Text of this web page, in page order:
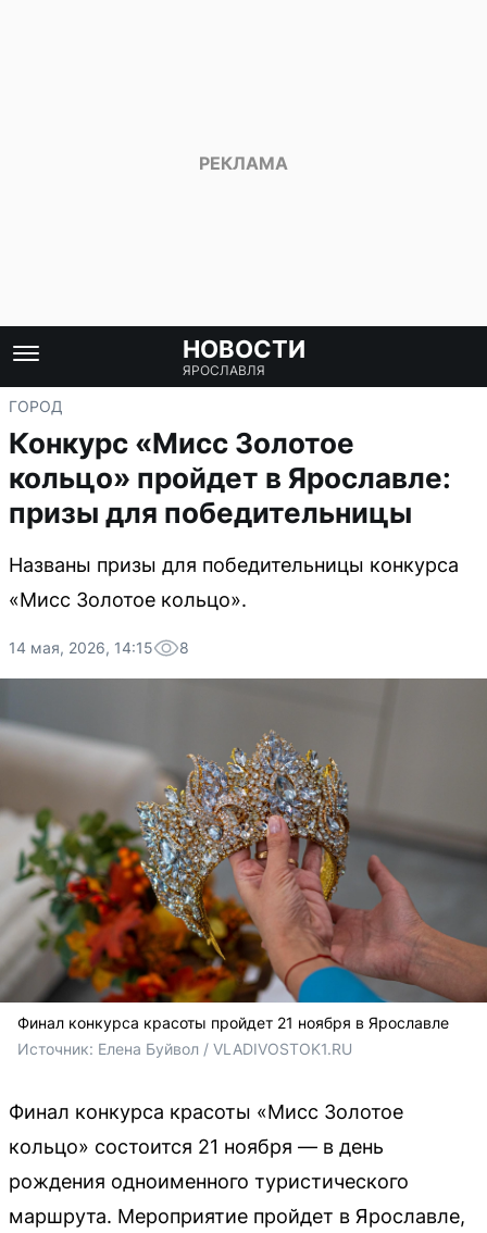
НОВОСТИ
ЯРОСЛАВЛЯ
ГОРОД
Конкурс «Мисс Золотое
кольцо» пройдет в Ярославле:
призы для победительницы
Названы призы для победительницы конкурса
«Мисс Золотое кольцо».
14 мая, 2026, 14:15 8
Финал конкурса красоты пройдет 21 ноября в Ярославле
Источник: Елена Буйвол / VLADIVOSTOK1.RU
Финал конкурса красоты «Мисс Золотое
кольцо» состоится 21 ноября — в день
рождения одноименного туристического
маршрута. Мероприятие пройдет в Ярославле,